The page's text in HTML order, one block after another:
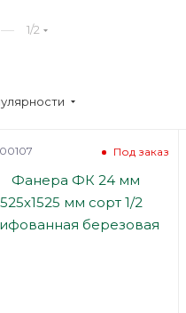
— 1/2
Под заказ